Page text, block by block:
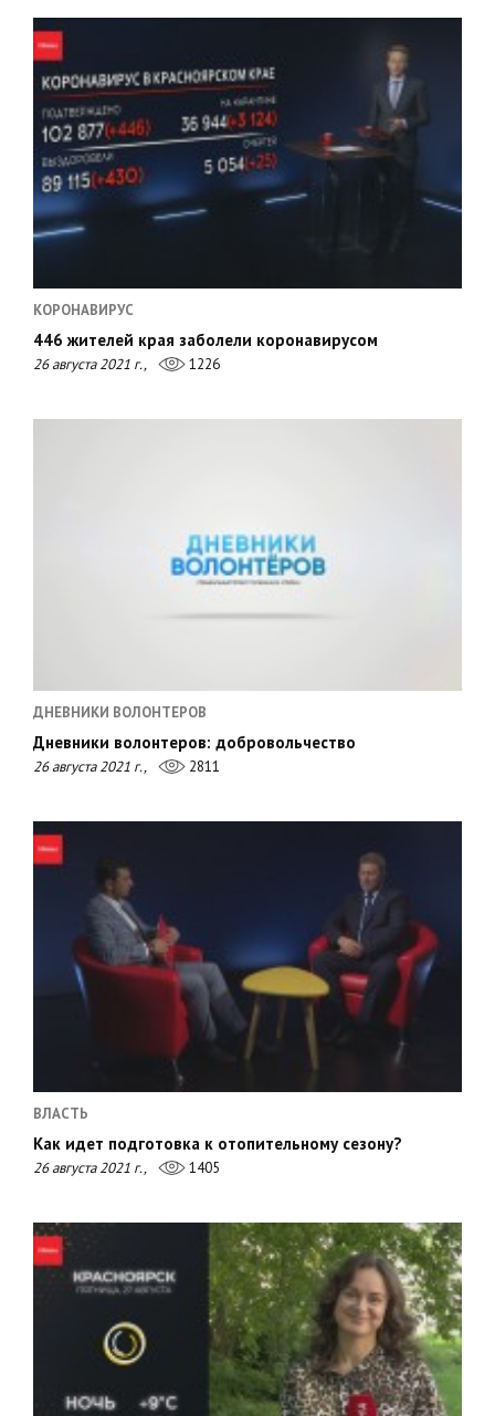
КОРОНАВИРУС
446 жителей края заболели коронавирусом
26 августа 2021 г., 1226
ДНЕВНИКИ ВОЛОНТЕРОВ
Дневники волонтеров: добровольчество
26 августа 2021 г., 2811
ВЛАСТЬ
Как идет подготовка к отопительному сезону?
26 августа 2021 г., 1405